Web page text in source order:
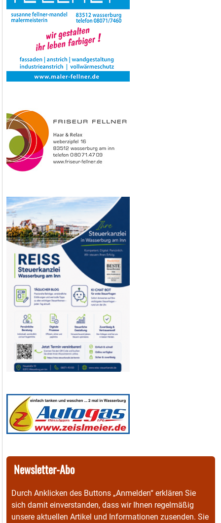
Newsletter-Abo
Durch Anklicken des Buttons „Anmelden“ erklären Sie
sich damit einverstanden, dass wir Ihnen regelmäßig
unsere aktuellen Artikel und Informationen zusenden. Sie